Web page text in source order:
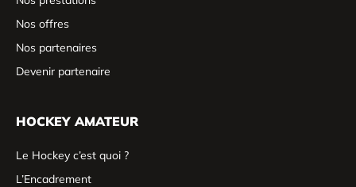
Nos offres
Nos partenaires
Devenir partenaire
HOCKEY AMATEUR
Le Hockey c’est quoi ?
L’Encadrement